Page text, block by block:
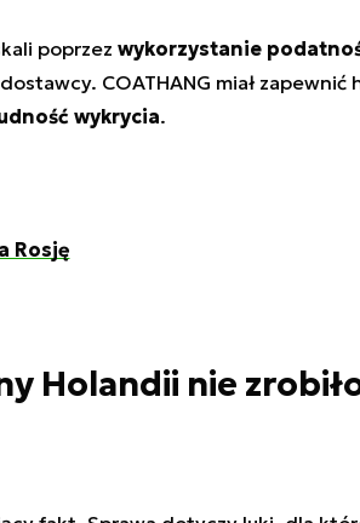
poprzez wykorzystanie
COATHANG miał zapewnić
wykrycia.
Rosję
Holandii nie